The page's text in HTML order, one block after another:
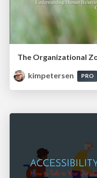
kimpetersen
PRO